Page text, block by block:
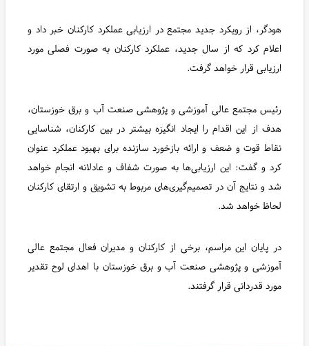
هودگر، از رویکرد جدید مجتمع در ارزیابی عملکرد کارکنان خبر داد و
اعلام کرد که از سال جدید، عملکرد کارکنان به صورت فصلی مورد
ارزیابی قرار خواهد گرفت.
رئیس مجتمع عالی آموزشی و پژوهشی صنعت آب و برق خوزستان،
هدف از این اقدام را ایجاد انگیزه بیشتر در بین کارکنان، شناسایی
نقاط قوت و ضعف و ارائه بازخورد سازنده برای بهبود عملکرد عنوان
کرد و گفت: این ارزیابی‌ها به صورت شفاف و عادلانه انجام خواهد
شد و نتایج آن در تصمیم‌گیری‌های مربوط به تشویق و ارتقای کارکنان
لحاظ خواهد شد.
در پایان این مراسم، برخی از کارکنان و مدیران فعال مجتمع عالی
آموزشی و پژوهشی صنعت آب و برق خوزستان با اهدای لوح تقدیر
مورد قدردانی قرار گرفتند.